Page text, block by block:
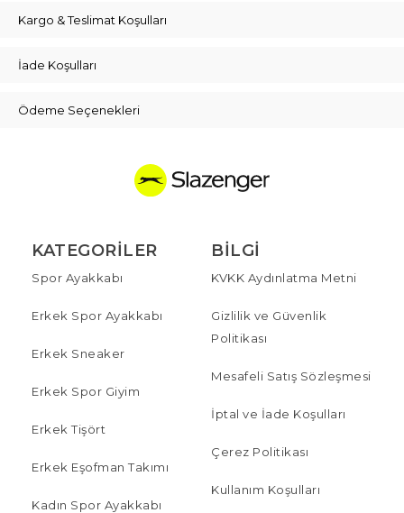
Kargo & Teslimat Koşulları
İade Koşulları
Ödeme Seçenekleri
KATEGORILER
Spor Ayakkabı
Erkek Spor Ayakkabı
Erkek Sneaker
Erkek Spor Giyim
Erkek Tişört
Erkek Eşofman Takımı
Kadın Spor Ayakkabı
BILGI
KVKK Aydınlatma Metni
Gizlilik ve Güvenlik
Politikası
Mesafeli Satış Sözleşmesi
İptal ve İade Koşulları
Çerez Politikası
Kullanım Koşulları